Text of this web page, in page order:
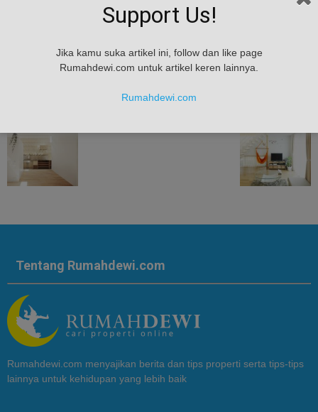
Tentang Rumahdewi.com
Rumahdewi.com menyajikan berita dan tips properti serta tips-tips
lainnya untuk kehidupan yang lebih baik
Support Us!
Jika kamu suka artikel ini, follow dan like page
Rumahdewi.com untuk artikel keren lainnya.
Rumahdewi.com